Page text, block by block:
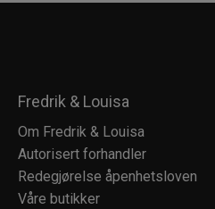
Fredrik & Louisa
Om Fredrik & Louisa
Autorisert forhandler
Redegjørelse åpenhetsloven
Våre butikker